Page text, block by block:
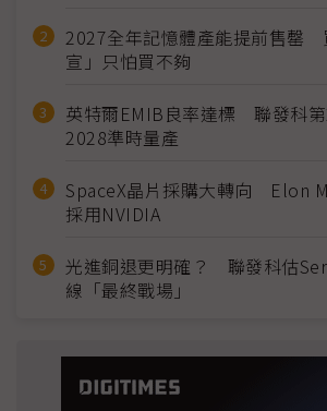
2027全年記憶體產能提前售罄
宣」只怕買不夠
英特爾EMIB良率達標 聯發科第
2028準時量產
SpaceX晶片採購大轉向 Elon
採用NVIDIA
光進銅退更明確？ 聯發科估
線「最終戰場」